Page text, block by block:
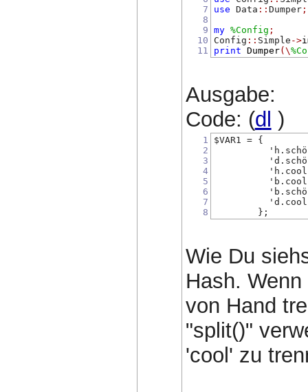
7
8
9
10
11
use Data ::Dumper ;
my %Config ;
Config :: Simple ->
print
Dumper(\
Ausgabe:
Code: (dl )
1
2
3
4
5
6
7
8
$VAR1 = {
        };
Wie Du
Hash.
von Hand
"split()"
'cool' zu